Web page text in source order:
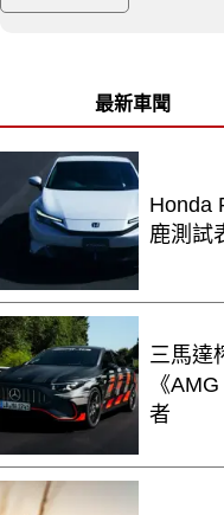
最新車聞
Honda
鹿測試
三馬達
《
者